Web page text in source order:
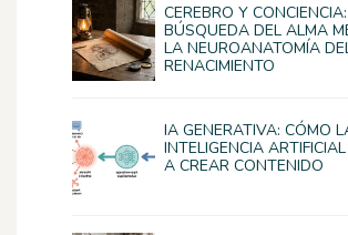
CEREBRO Y
BÚSQUEDA DEL ALMA
LA NEUROANATOMÍA
RENACIMIENTO
IA GENERATIVA: CÓMO
INTELIGENCIA
A CREAR CONTENIDO